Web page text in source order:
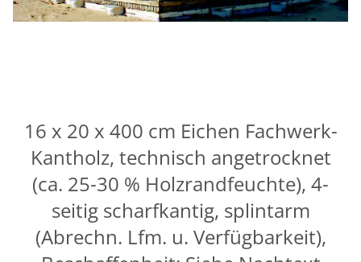
16 x 20 x 400 cm Eichen Fachwerk-
Kantholz, technisch angetrocknet
(ca. 25-30 % Holzrandfeuchte), 4-
seitig scharfkantig, splintarm
(Abrechn. Lfm. u. Verfügbarkeit),